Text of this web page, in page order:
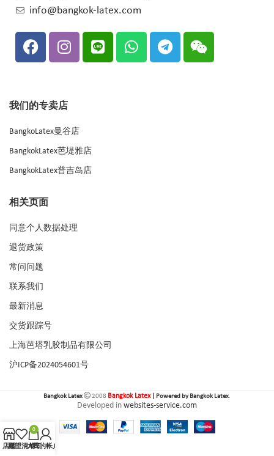
info@bangkok-latex.com
我们的专卖店
BangkoLatex曼谷店
BangkokLatex芭堤雅店
BangkokLatex普吉岛店
相关页面
同意个人数据处理
退货政策
常问问题
联系我们
最新消息
交货跟踪号
上海芭塔乳胶制品有限公司
沪ICP备2024054601号
Bangkok Latex 2008 Bangkok Latex| Powered by Bangkok Latex.
Developed in websites-service.com
店铺
愿望清单
0
大车我的帐户